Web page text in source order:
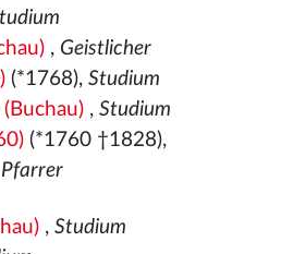
, Geistlicher
(*1768), Studium
, Studium
(*1760 †1828),
, Studium